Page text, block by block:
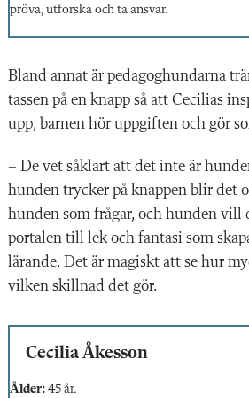
pröva, utforska och ta ansvar.
Bland annat är pedagoghundarna
tassen på en knapp så att Cecilias
upp, barnen hör uppgiften och gör
– De vet såklart att det inte är
hunden trycker på knappen blir det
hunden som frågar, och hunden vill
portalen till lek och fantasi som
lärande. Det är magiskt att se hur
vilken skillnad det gör.
Cecilia Åkesson
Ålder: 45 år.